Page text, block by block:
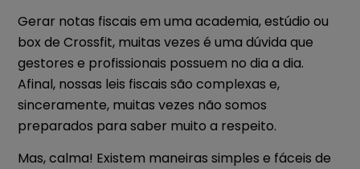
Gerar notas fiscais em uma academia, estúdio ou
box de Crossfit, muitas vezes é uma dúvida que
gestores e profissionais possuem no dia a dia.
Afinal, nossas leis fiscais são complexas e,
sinceramente, muitas vezes não somos
preparados para saber muito a respeito.
Mas, calma! Existem maneiras simples e fáceis de